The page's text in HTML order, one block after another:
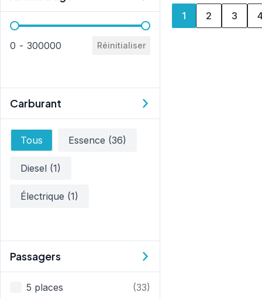
Kilométrage
0 - 300000 Réinitialiser
Carburant
Carburant
Tous Essence (36)
Diesel (1)
Électrique (1)
Passagers
Passagers
5 places
(33)
1 2 3 4